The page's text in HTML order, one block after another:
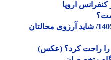
اروپا
فال ابجد امروز جمعه 16 مرداد 1405/ شاید آرزوی محالتان
راحت کرد؟ (عکس)